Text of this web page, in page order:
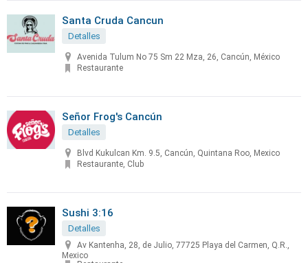
Santa Cruda Cancun
Detalles
Avenida Tulum No 75 Sm 22 Mza, 26, Cancún, México
Restaurante
Señor Frog's Cancún
Detalles
Blvd Kukulcan Km. 9.5, Cancún, Quintana Roo, Mexico
Restaurante, Club
Sushi 3:16
Detalles
Av Kantenha, 28, de Julio, 77725 Playa del Carmen, Q.R.,
Mexico